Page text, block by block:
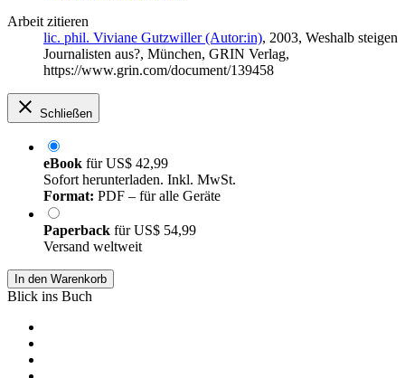
Arbeit zitieren
lic. phil. Viviane Gutzwiller (Autor:in), 2003, Weshalb steigen
Journalisten aus?, München, GRIN Verlag,
https://www.grin.com/document/139458
Schließen
eBook fürUS$ 42,99
Sofort herunterladen. Inkl. MwSt.
Format: PDF – für alle Geräte
Paperback fürUS$ 54,99
Versand weltweit
In den Warenkorb
Blick ins Buch